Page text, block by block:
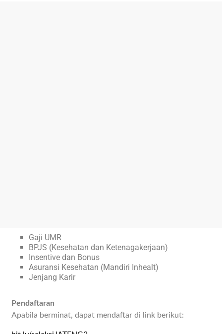
Gaji UMR
BPJS (Kesehatan dan Ketenagakerjaan)
Insentive dan Bonus
Asuransi Kesehatan (Mandiri Inhealt)
Jenjang Karir
Pendaftaran
Apabila berminat, dapat mendaftar di link berikut: